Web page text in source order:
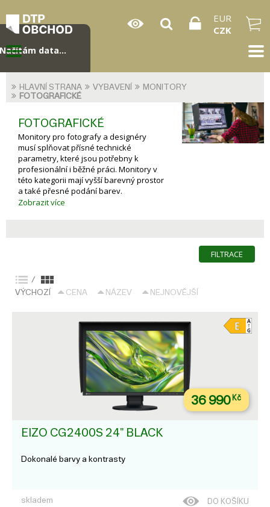
EUR
CZK
HLAVNÍ STRANA VYBAVENÍ
MONITORY
FOTOGRAFICKÉ
FOTOGRAFICKÉ
Monitory pro fotografy a designéry
musí splňovat přísné technické
parametry, které jsou potřebny k
profesionální i běžné práci. Monitory v
této kategorii mají vyšší barevný prostor
a také přesné podání barev.
Rovnoměrná reprodukce barev a jasu
Zobrazit více
FILTRACE
/
VÝCHOZÍ
CENA NÁZEV NEJNOVĚJŠÍ
36 990Kč
EIZO CG2400S 24" BLACK
Dokonalé barvy a kontrasty
skladem DO KOŠÍKU
Načítám data...